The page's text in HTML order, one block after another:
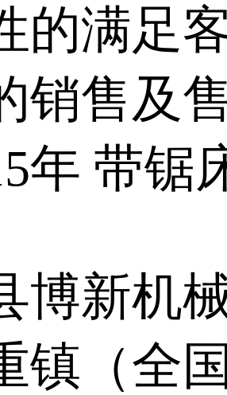
的满足
销售及
年 带锯
博新机
镇（全